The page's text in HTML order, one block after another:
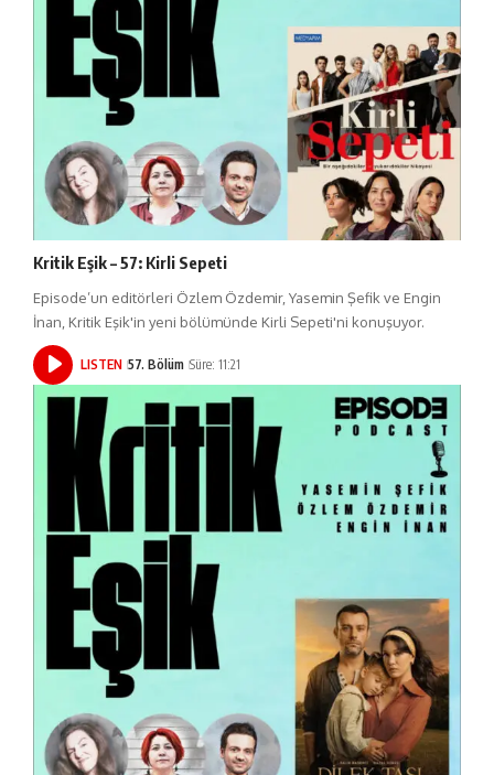
Kritik Eşik – 57: Kirli Sepeti
Episode’un editörleri Özlem Özdemir, Yasemin Şefik ve Engin
İnan, Kritik Eşik'in yeni bölümünde Kirli Sepeti'ni konuşuyor.
LISTEN 57. Bölüm Süre: 11:21